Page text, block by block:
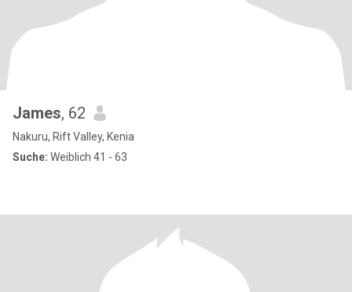
James, 62
Nakuru, Rift Valley, Kenia
Suche: Weiblich 41 - 63